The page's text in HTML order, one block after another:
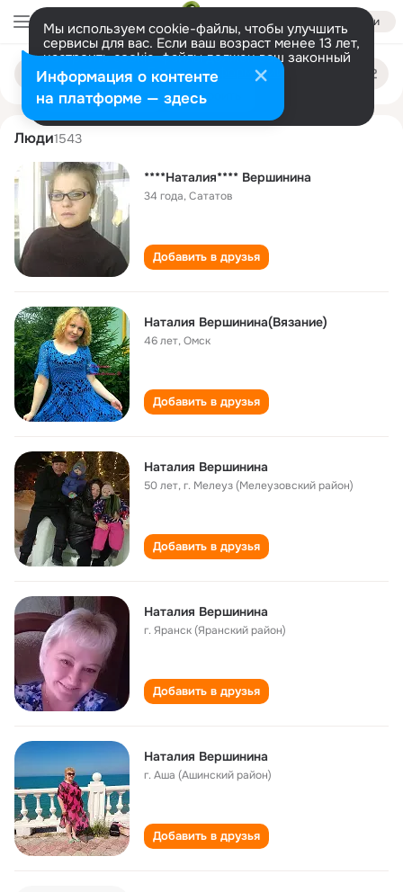
Войти
Мы используем cookie-файлы, чтобы улучшить
сервисы для вас. Если ваш возраст менее 13 лет,
настроить cookie-файлы должен ваш законный
представитель. Больше информации
Разрешить все Настроить
Поиск
людям
nataliya vershinina
Люди1543
****Наталия**** Вершинина
34 года,Сататов
Добавить в друзья
Наталия Вершинина(Вязание)
46 лет,Омск
Добавить в друзья
Наталия Вершинина
50 лет,г. Мелеуз (Мелеузовский район)
Добавить в друзья
Наталия Вершинина
г. Яранск (Яранский район)
Добавить в друзья
Наталия Вершинина
г. Аша (Ашинский район)
Добавить в друзья
Информация о контенте
на платформе — здесь